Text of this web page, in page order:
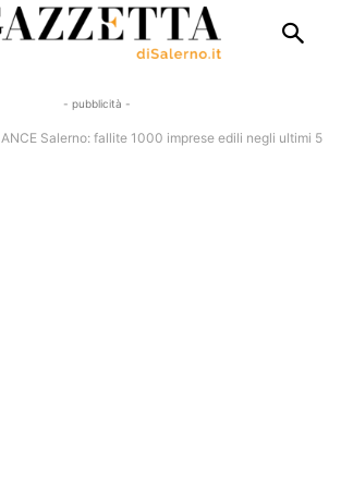
- pubblicità -
ANCE Salerno: fallite 1000 imprese edili negli ultimi 5